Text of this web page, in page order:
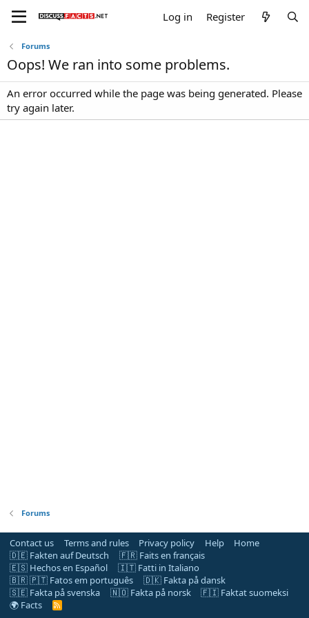
Log in Register
Forums
Oops! We ran into some problems.
An error occurred while the page was being generated. Please
try again later.
Forums
Contact us Terms and rules Privacy policy Help
Home
🇩🇪 Fakten auf Deutsch
🇫🇷 Faits en français
🇪🇸 Hechos en Español
🇮🇹 Fatti in Italiano
🇧🇷 🇵🇹 Fatos em português
🇩🇰 Fakta på dansk
🇸🇪 Fakta på svenska
🇳🇴 Fakta på norsk
🇫🇮 Faktat suomeksi
🌍 Facts
R